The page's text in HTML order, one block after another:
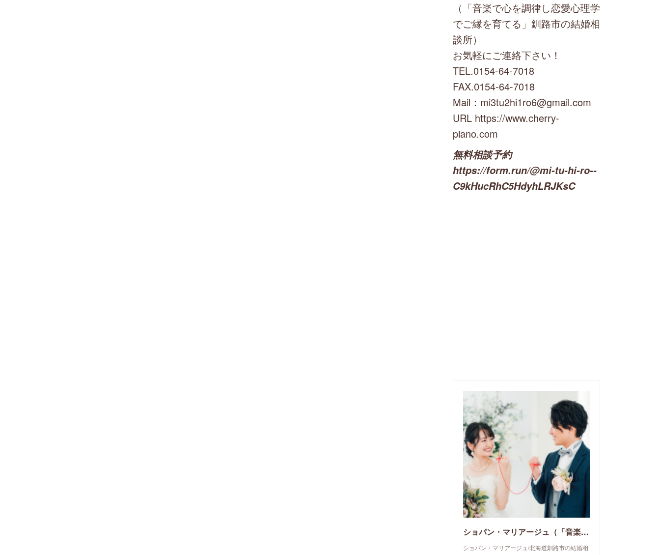
（「音楽で心を調律し恋愛心理学
でご縁を育てる」釧路市の結婚相
談所）
お気軽にご連絡下さい！
TEL.0154-64-7018
FAX.0154-64-7018
Mail：mi3tu2hi1ro6@gmail.com
URL https://www.cherry-
piano.com
無料相談予約
https://form.run/@mi-tu-hi-ro--
C9kHucRhC5HdyhLRJKsC
ショパン・マリアージュ（「音楽で心を調律し恋愛心理学でご縁を育てる」釧路市の結婚相談所）/ 全国結婚相談事業者連盟正規加盟店 / cherry-piano.com
ショパン・マリアージュ/北海道釧路市の結婚相